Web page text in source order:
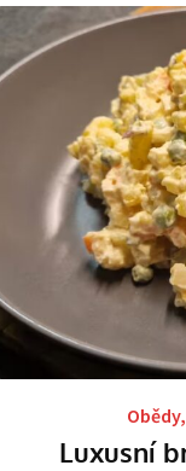
Obědy,
Luxusní